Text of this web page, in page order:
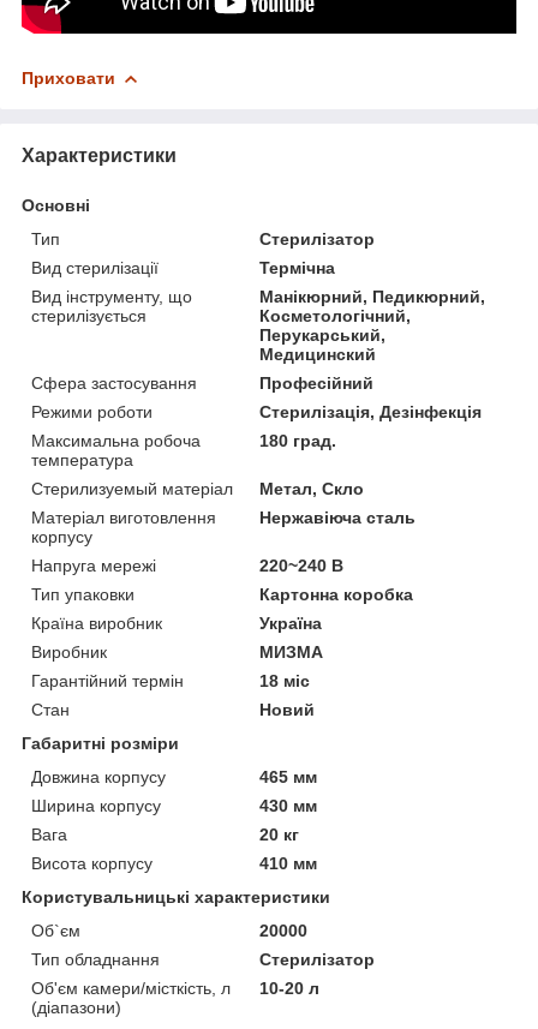
Приховати
Характеристики
Основні
Тип
Стерилізатор
Вид стерилізації
Термічна
Вид інструменту, що
стерилізується
Манікюрний, Педикюрний,
Косметологічний,
Перукарський,
Медицинский
Сфера застосування
Професійний
Режими роботи
Стерилізація, Дезінфекція
Максимальна робоча
температура
180 град.
Стерилизуемый матеріал
Метал, Скло
Матеріал виготовлення
корпусу
Нержавіюча сталь
Напруга мережі
220~240 В
Тип упаковки
Картонна коробка
Країна виробник
Україна
Виробник
МИЗМА
Гарантійний термін
18 міс
Стан
Новий
Габаритні розміри
Довжина корпусу
465 мм
Ширина корпусу
430 мм
Вага
20 кг
Висота корпусу
410 мм
Користувальницькі характеристики
Об`єм
20000
Тип обладнання
Стерилізатор
Об'єм камери/місткість, л
(діапазони)
10-20 л